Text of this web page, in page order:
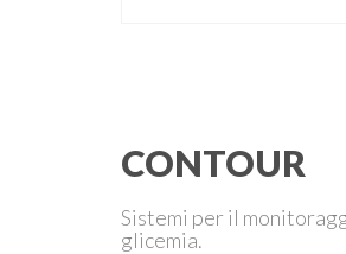
CONTOUR
Sistemi per il
glicemia.